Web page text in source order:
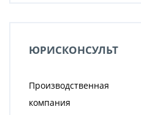
ЮРИСКОНСУЛЬТ
Производственная
компания